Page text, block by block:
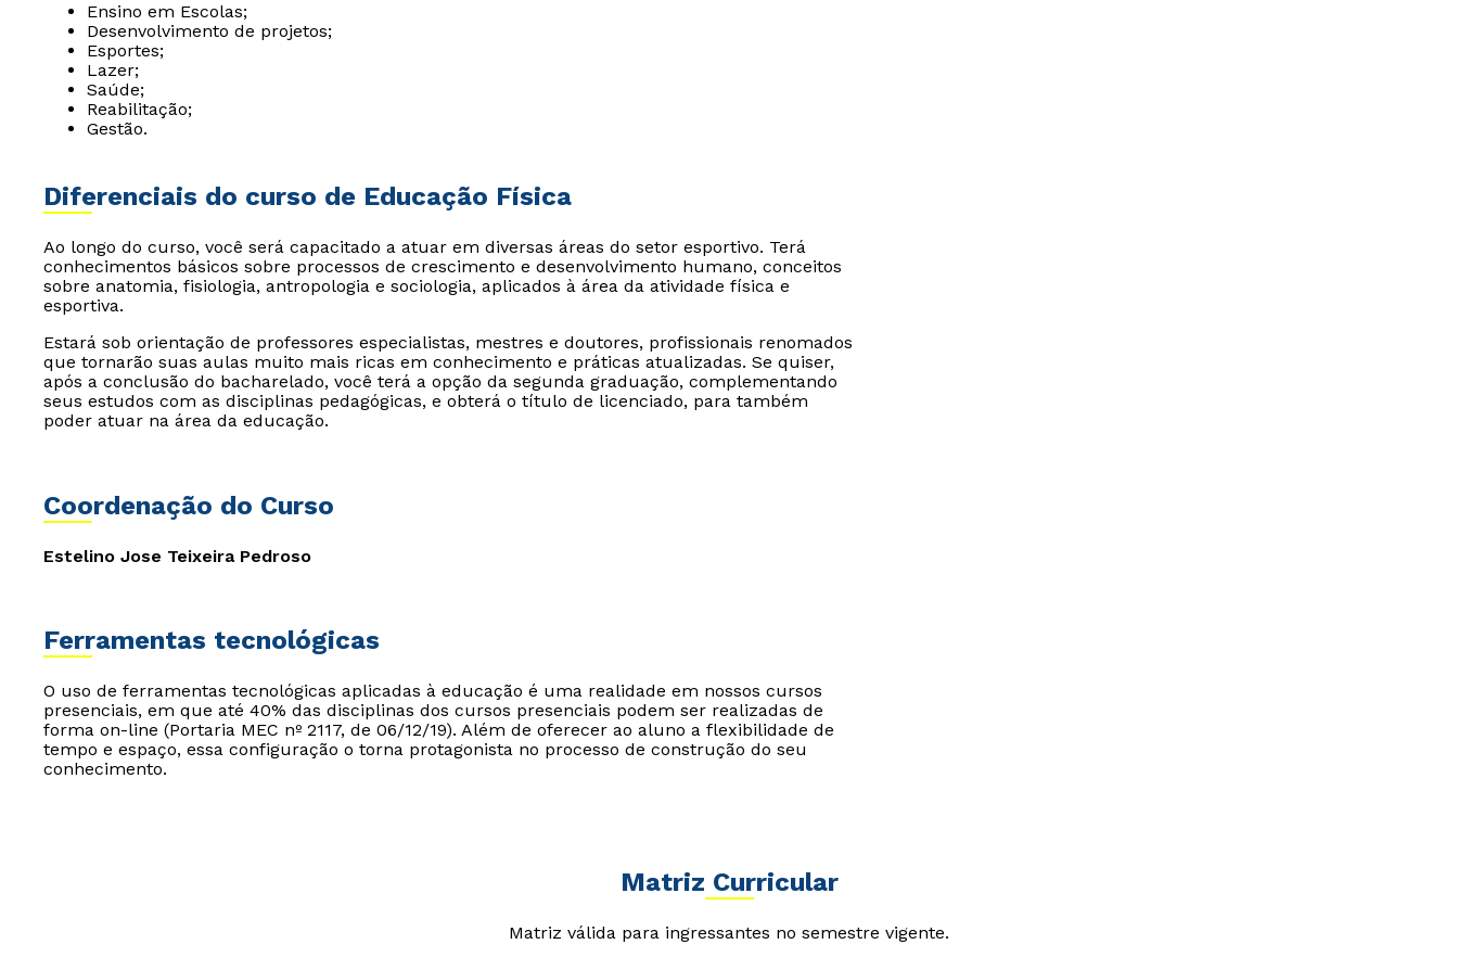
Ensino em Escolas;
Desenvolvimento de projetos;
Esportes;
Lazer;
Saúde;
Reabilitação;
Gestão.
Diferenciais do curso de Educação Física
Ao longo do curso, você será capacitado a atuar em diversas áreas do setor esportivo. Terá
conhecimentos básicos sobre processos de crescimento e desenvolvimento humano, conceitos
sobre anatomia, fisiologia, antropologia e sociologia, aplicados à área da atividade física e
esportiva.
Estará sob orientação de professores especialistas, mestres e doutores, profissionais renomados
que tornarão suas aulas muito mais ricas em conhecimento e práticas atualizadas. Se quiser,
após a conclusão do bacharelado, você terá a opção da segunda graduação, complementando
seus estudos com as disciplinas pedagógicas, e obterá o título de licenciado, para também
poder atuar na área da educação.
Coordenação do Curso
Estelino Jose Teixeira Pedroso
Ferramentas tecnológicas
O uso de ferramentas tecnológicas aplicadas à educação é uma realidade em nossos cursos
presenciais, em que até 40% das disciplinas dos cursos presenciais podem ser realizadas de
forma on-line (Portaria MEC nº 2117, de 06/12/19). Além de oferecer ao aluno a flexibilidade de
tempo e espaço, essa configuração o torna protagonista no processo de construção do seu
conhecimento.
Matriz Curricular
Matriz válida para ingressantes no semestre vigente.
Rápido e fácil
WhatsApp
ou
Rápido e fácil
WhatsApp
ou